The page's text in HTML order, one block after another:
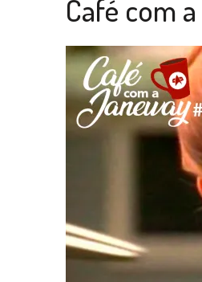
TB
1 DE AGOSTO DE 2026 |
31 DE JULHO DE 2026 |
31 DE JULHO DE 2026 | BOX
6 DE AGOSTO DE 2026 |
Café com